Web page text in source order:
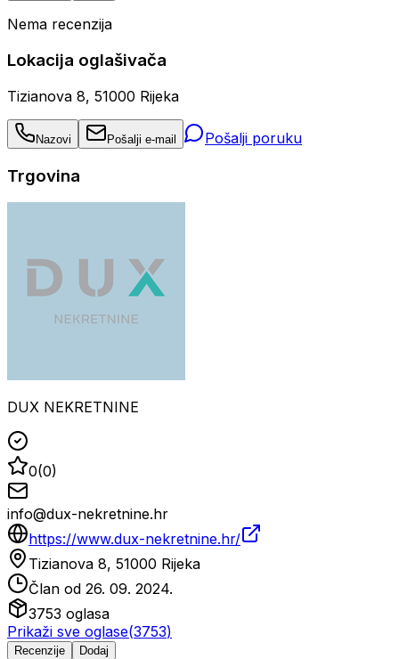
Nema recenzija
Lokacija oglašivača
Tizianova 8, 51000 Rijeka
Nazovi Pošalji e-mail Pošalji poruku
Trgovina
DUX NEKRETNINE
0(0)
info@dux-nekretnine.hr
https://www.dux-nekretnine.hr/
Tizianova 8, 51000 Rijeka
Član od 26. 09. 2024.
3753 oglasa
Prikaži sve oglase(3753)
Recenzije Dodaj